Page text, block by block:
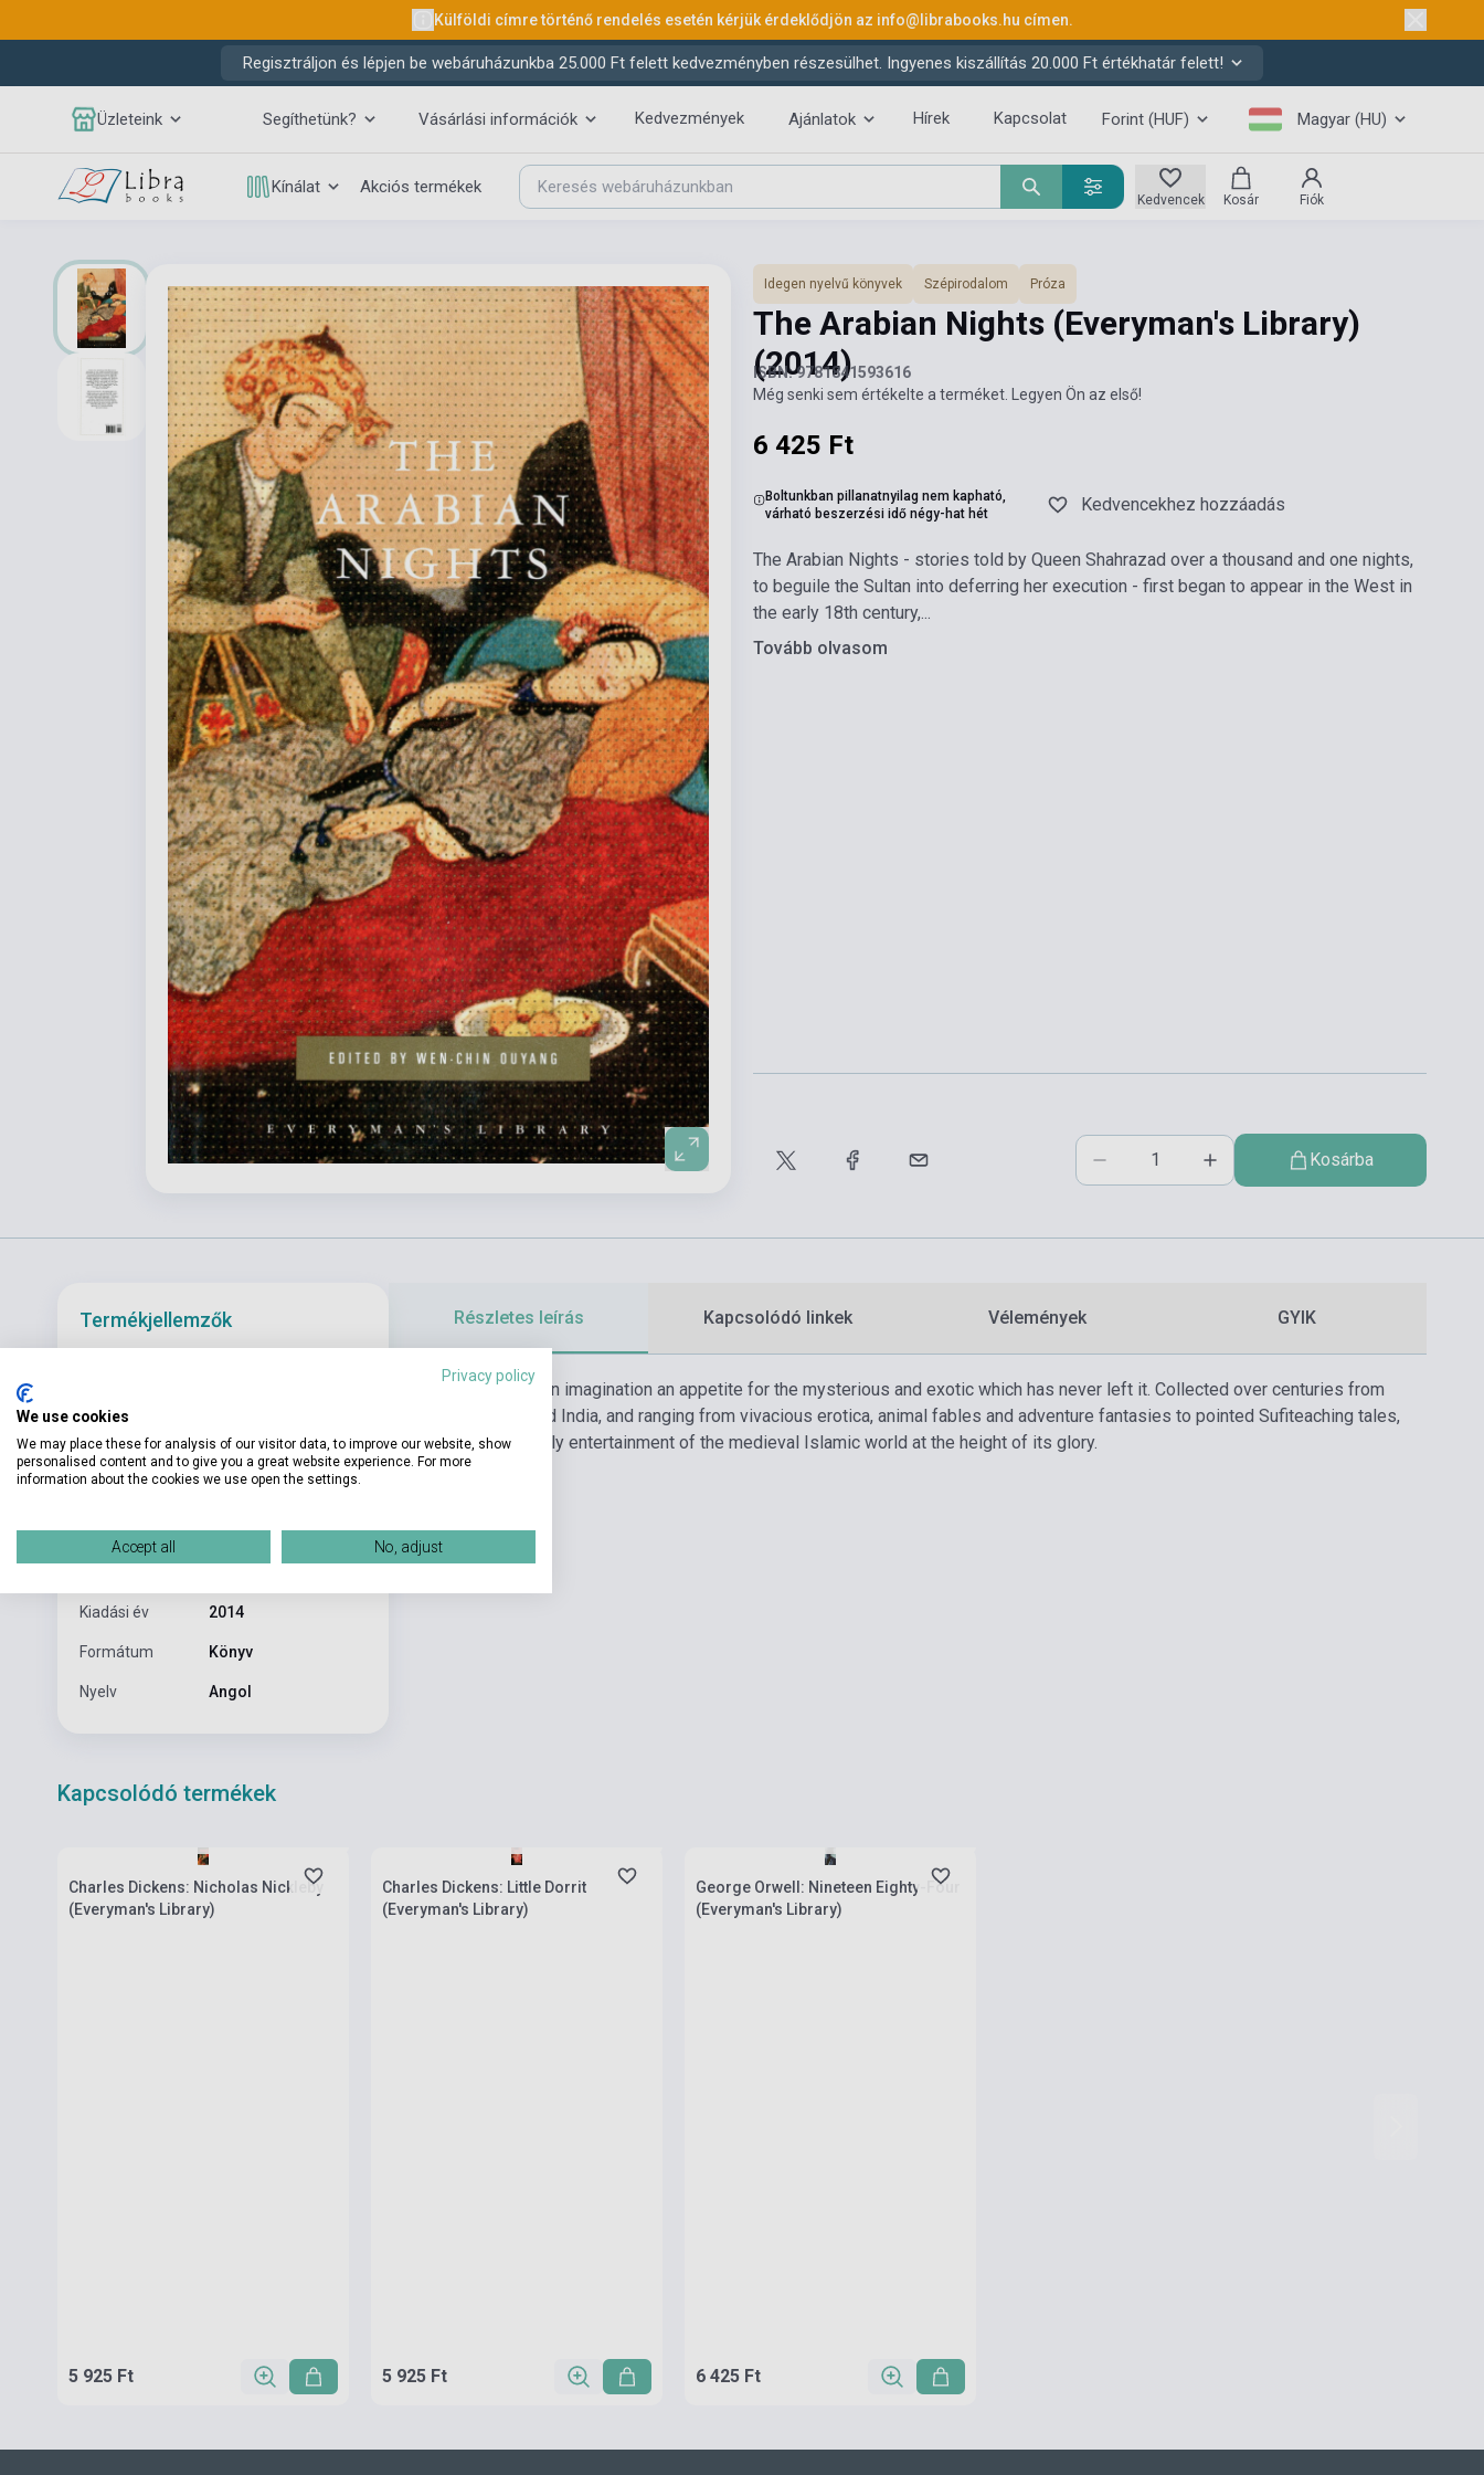
Külföldi címre történő rendelés esetén kérjük érdeklődjön az info@librabooks.hu címen.
Regisztráljon és lépjen be webáruházunkba 25.000 Ft felett kedvezményben részesülhet. Ingyenes kiszállítás 20.000 Ft értékhatár felett!
Üzleteink Segíthetünk? Vásárlási információk Kedvezmények Ajánlatok Hírek Kapcsolat Forint (HUF) Magyar (HU)
Kínálat Akciós termékek
Kedvencek Kosár Fiók
Idegen nyelvű könyvek Szépirodalom Próza
The Arabian Nights (Everyman's Library)
(2014)
ISBN: 9781841593616
Még senki sem értékelte a terméket. Legyen Ön az első!
6 425 Ft
Boltunkban pillanatnyilag nem kapható,
várható beszerzési idő négy-hat hét
Kedvencekhez hozzáadás
The Arabian Nights - stories told by Queen Shahrazad over a thousand and one nights,
to beguile the Sultan into deferring her execution - first began to appear in the West in
the early 18th century,...
Tovább olvasom
Kosárba
Termékjellemzők
Szerző
Ouyang
Kötés Keménykötés
Kiadási év 2014
Formátum Könyv
Nyelv Angol
Részletes leírás Kapcsolódó linkek Vélemények GYIK
...firing in the European imagination an appetite for the mysterious and exotic which has never left it. Collected over centuries from
Persia and Arabia and India, and ranging from vivacious erotica, animal fables and adventure fantasies to pointed Sufiteaching tales,
they provided the daily entertainment of the medieval Islamic world at the height of its glory.
Kapcsolódó termékek
Charles Dickens: Nicholas Nickleby
(Everyman's Library)
5 925 Ft
Charles Dickens: Little Dorrit
(Everyman's Library)
5 925 Ft
George Orwell: Nineteen Eighty-Four
(Everyman's Library)
6 425 Ft
Privacy policy
We use cookies
We may place these for analysis of our visitor data, to improve our website, show
personalised content and to give you a great website experience. For more
information about the cookies we use open the settings.
Accept all No, adjust